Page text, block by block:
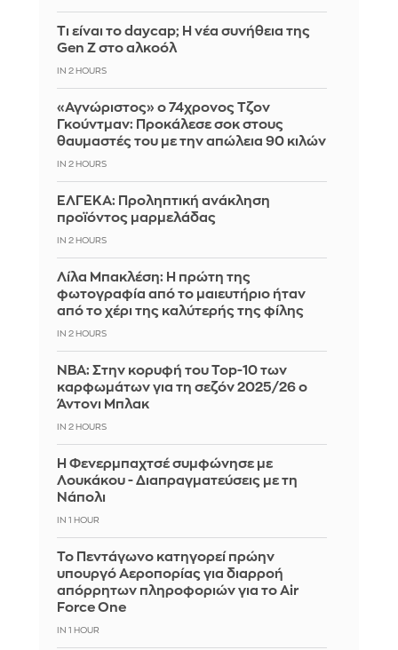
Τι είναι το daycap; Η νέα συνήθεια της
Gen Z στο αλκοόλ
IN 2 HOURS
«Αγνώριστος» ο 74χρονος Τζον
Γκούντμαν: Προκάλεσε σοκ στους
θαυμαστές του με την απώλεια 90 κιλών
IN 2 HOURS
ΕΛΓΕΚΑ: Προληπτική ανάκληση
προϊόντος μαρμελάδας
IN 2 HOURS
Λίλα Μπακλέση: Η πρώτη της
φωτογραφία από το μαιευτήριο ήταν
από το χέρι της καλύτερής της φίλης
IN 2 HOURS
ΝΒΑ: Στην κορυφή του Top-10 των
καρφωμάτων για τη σεζόν 2025/26 ο
Άντονι Μπλακ
IN 2 HOURS
Η Φενερμπαχτσέ συμφώνησε με
Λουκάκου - Διαπραγματεύσεις με τη
Νάπολι
IN 1 HOUR
Το Πεντάγωνο κατηγορεί πρώην
υπουργό Αεροπορίας για διαρροή
απόρρητων πληροφοριών για το Air
Force One
IN 1 HOUR